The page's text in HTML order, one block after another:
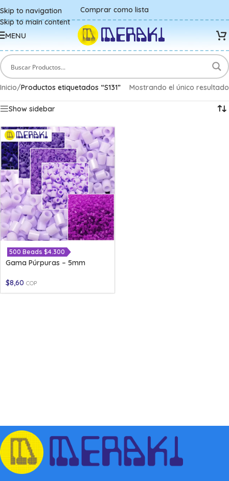
Skip to navigation
Skip to main content
Comprar como lista
MENU
Inicio/Productos etiquetados “S131” Mostrando el único resultado
Show sidebar
500 Beads $4.300
Gama Púrpuras – 5mm
$8,60 COP